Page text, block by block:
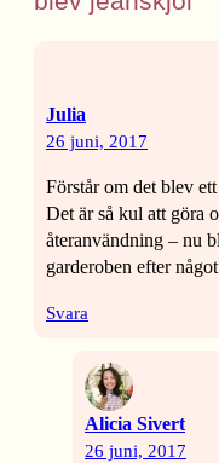
Julia
26 juni, 2017
Förstår om det blev
Det är så kul att göra
återanvändning – nu
garderoben efter
Svara
Alicia Sivert
26 juni, 2017